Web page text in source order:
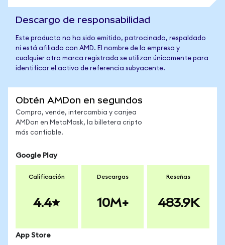
Descargo de responsabilidad
Este producto no ha sido emitido, patrocinado, respaldado
ni está afiliado con AMD. El nombre de la empresa y
cualquier otra marca registrada se utilizan únicamente para
identificar el activo de referencia subyacente.
Obtén AMDon en segundos
Compra, vende, intercambia y canjea
AMDon en MetaMask, la billetera cripto
más confiable.
Google Play
Calificación
4.4
Descargas
10M+
Reseñas
483.9K
App Store